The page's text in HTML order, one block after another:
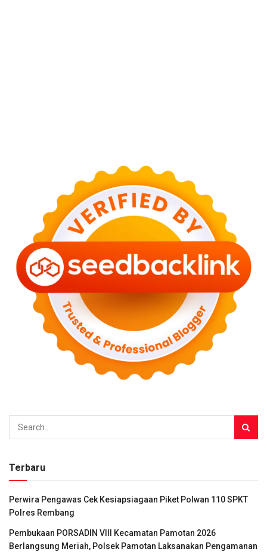
Terbaru
Perwira Pengawas Cek Kesiapsiagaan Piket Polwan 110 SPKT
Polres Rembang
Pembukaan PORSADIN VIII Kecamatan Pamotan 2026
Berlangsung Meriah, Polsek Pamotan Laksanakan Pengamanan